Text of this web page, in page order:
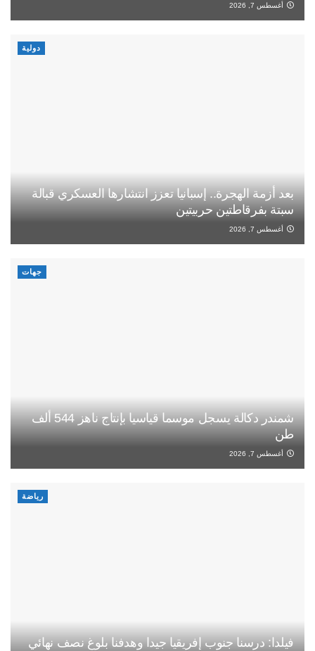
أغسطس 7, 2026
دولية
بعد أزمة الهجرة.. إسبانيا تعزز انتشارها العسكري قبالة
سبتة بفرقاطتين حربيتين
أغسطس 7, 2026
جهات
شمندر دكالة يسجل موسما قياسيا بإنتاج ناهز 544 ألف
طن
أغسطس 7, 2026
رياضة
فيلدا: درسنا جنوب إفريقيا جيدا وهدفنا بلوغ نصف نهائي